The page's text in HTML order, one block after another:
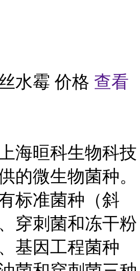
水霉 价格 查看
海晅科生物科技
的微生物菌种。
标准菌种（斜
穿刺菌和冻干粉
基因工程菌种